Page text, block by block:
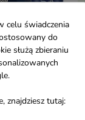

dla
celu świadczenia
do
służą zbieraniu
znajdziesz tutaj: